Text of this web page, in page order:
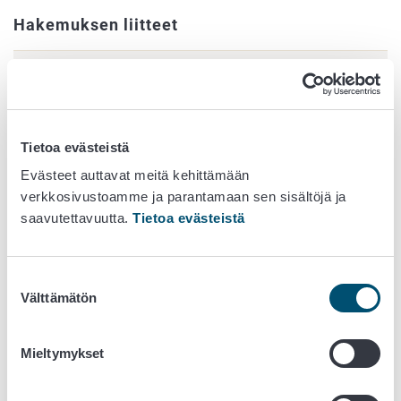
Tietoa evästeistä
Evästeet auttavat meitä kehittämään
verkkosivustoamme ja parantamaan sen sisältöjä ja
saavutettavuutta. Tietoa evästeistä
valinta
Välttämätön
Mieltymykset
Hakemuksen liitteet
Elinkeinonharjoittajan asunnonrakentamistuki
elinkeinonharjoittajan aloitustukea haetaan
lomakkeella
lomakkeella 3549L
ja valtiontakausta lomakkeella 3562